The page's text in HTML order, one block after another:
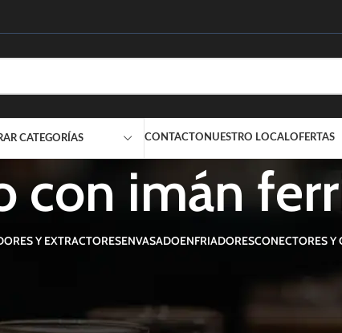
CATEGORÍAS CONTACTO NUESTRO LOCALOFERTAS
con imán
Y EXTRACTORESENVASADOENFRIADORESCONECTORES Y
que concuerden con la selección.